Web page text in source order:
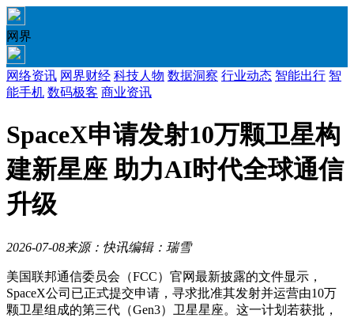
网界
网络资讯 网界财经 科技人物 数据洞察 行业动态 智能出行 智
能手机 数码极客 商业资讯
SpaceX申请发射10万颗卫星构
建新星座 助力AI时代全球通信
升级
2026-07-08来源：快讯编辑：瑞雪
美国联邦通信委员会（FCC）官网最新披露的文件显示，
SpaceX公司已正式提交申请，寻求批准其发射并运营由10万
颗卫星组成的第三代（Gen3）卫星星座。这一计划若获批，